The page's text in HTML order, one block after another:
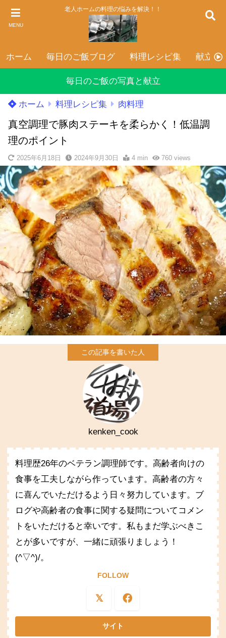
MENU
老人ホームの料理の悩みを解決！！
ホーム 毎日のご飯ブログ 料理レシピ集 献立表
毎日のご飯の写真と献立
ホーム 料理レシピ集 肉料理
真空調理で豚肉ステーキを柔らかく！低温調
理のポイント
2025年6月18日 2024年9月30日 4 min 760views
kenken_cook
料理歴26年のベテラン調理師です。高齢者向けの
食事を工夫しながら作っています。高齢者の方々
に喜んでいただけるよう日々努力しています。ブ
ログや高齢者の食事に関する疑問についてコメン
トをいただけると幸いです。私もまだ学ぶべきこ
とが多いですが、一緒に頑張りましょう！
(^▽^)/。
FOLLOW